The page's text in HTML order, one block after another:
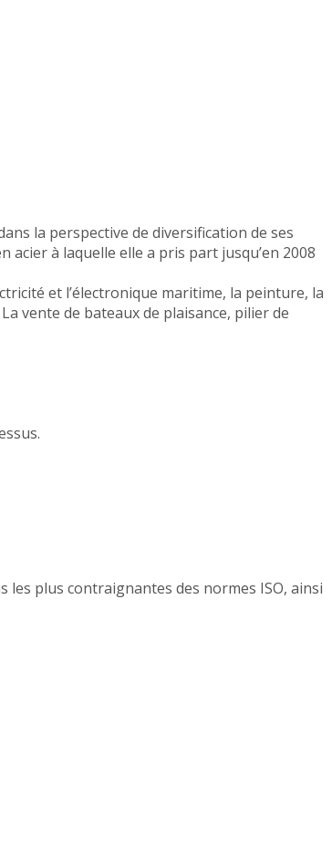
la perspective de diversification de ses
à laquelle elle a pris part jusqu’en 2008
et l’électronique maritime, la peinture, la
vente de bateaux de plaisance, pilier de
plus contraignantes des normes ISO, ainsi